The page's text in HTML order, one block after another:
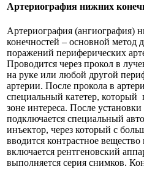
Артериография нижних
Артериография (ангиография)
конечностей – основной метод
поражений периферических
Проводится через прокол в
на руке или любой другой
артерии. После прокола в
специальный катетер, который
зоне интереса. После установки
подключается специальный
инъектор, через который с
вводится контрастное вещество
включается рентгеновский
выполняется серия снимков.